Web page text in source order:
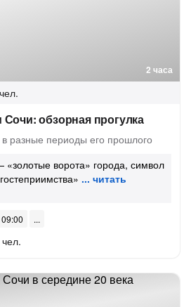
2 часа
обзорная прогулка
в разные периоды его прошлого
«золотые ворота» города, символ
09:00